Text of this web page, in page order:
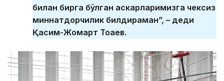
билан бирга бўлган аскарларимизга чексиз
миннатдорчилик билдираман”, – деди
Қасим-Жомарт Тоқаев.